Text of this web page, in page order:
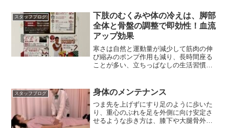
スタッフブログ
下肢のむくみや体の冷えは、脚部
全体と骨盤の調整で即効性！血流
アップ効果
寒さは自然と運動量が減少して筋肉の伸
び縮みのポンプ作用も減り、長時間座る
ことが多い、立ちっぱなしの生活習慣は
スタッフブログ 身体のメンテナンス
つま先を上げずにすり足のように歩いた
り、重心のぶれを足を外側に向け安定さ
せるような歩き方は、膝下や大腿骨外側